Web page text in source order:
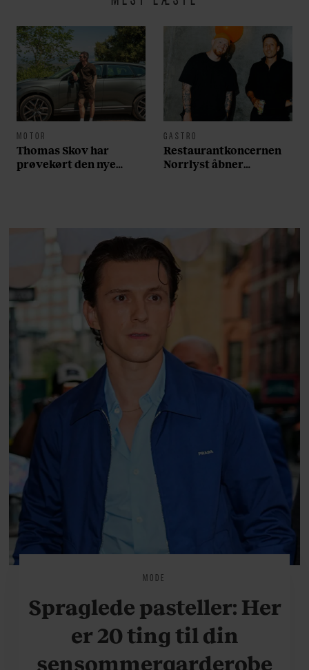
MOTOR
Thomas Skov har
prøvekørt den nye
GASTRO
Restaurantkoncernen
Norrlyst åbner
MODE
Spraglede pasteller: Her
er 20 ting til din
sensommergarderobe